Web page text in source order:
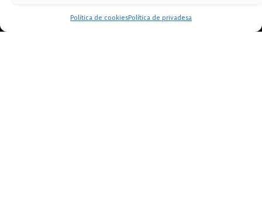
Política de cookiesPolítica de privadesa